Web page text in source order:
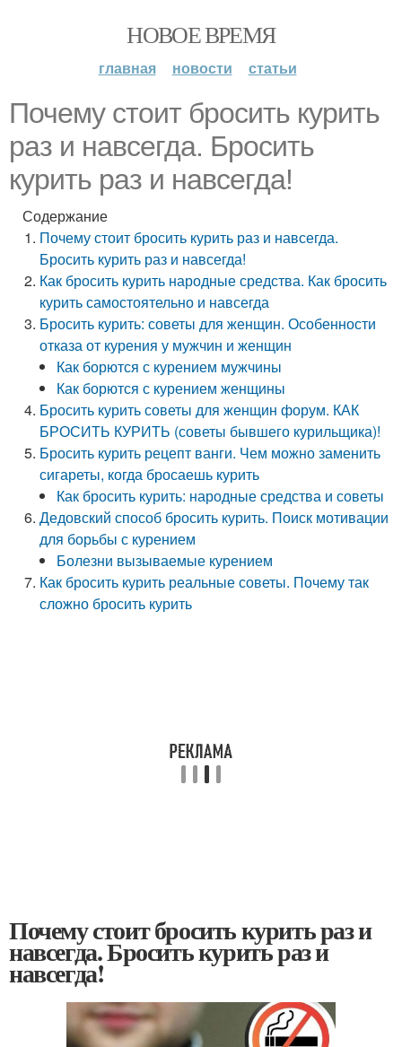
НОВОЕ ВРЕМЯ
главная новости статьи
Почему стоит бросить курить
раз и навсегда. Бросить
курить раз и навсегда!
Содержание
Почему стоит бросить курить раз и навсегда.
Бросить курить раз и навсегда!
Как бросить курить народные средства. Как бросить
курить самостоятельно и навсегда
Бросить курить: советы для женщин. Особенности
отказа от курения у мужчин и женщин
Как борются с курением мужчины
Как борются с курением женщины
Бросить курить советы для женщин форум. КАК
БРОСИТЬ КУРИТЬ (советы бывшего курильщика)!
Бросить курить рецепт ванги. Чем можно заменить
сигареты, когда бросаешь курить
Как бросить курить: народные средства и советы
Дедовский способ бросить курить. Поиск мотивации
для борьбы с курением
Болезни вызываемые курением
Как бросить курить реальные советы. Почему так
сложно бросить курить
Почему стоит бросить курить раз и
навсегда. Бросить курить раз и
навсегда!